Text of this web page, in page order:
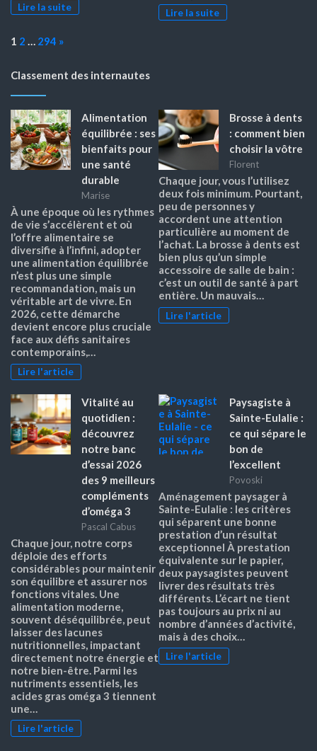
Lire la suite Lire la suite
Page:
1 2 … 294 Next
»
Classement des internautes
Alimentation
équilibrée : ses
bienfaits pour
une santé
durable
Marise
À une époque où les rythmes
de vie s’accélèrent et où
l’offre alimentaire se
diversifie à l’infini, adopter
une alimentation équilibrée
n’est plus une simple
recommandation, mais un
véritable art de vivre. En
2026, cette démarche
devient encore plus cruciale
face aux défis sanitaires
contemporains,…
Lire l'article
Brosse à dents
: comment bien
choisir la vôtre
Florent
Chaque jour, vous l’utilisez
deux fois minimum. Pourtant,
peu de personnes y
accordent une attention
particulière au moment de
l’achat. La brosse à dents est
bien plus qu’un simple
accessoire de salle de bain :
c’est un outil de santé à part
entière. Un mauvais…
Lire l'article
Vitalité au
quotidien :
découvrez
notre banc
d’essai 2026
des 9 meilleurs
compléments
d’oméga 3
Pascal Cabus
Chaque jour, notre corps
déploie des efforts
considérables pour maintenir
son équilibre et assurer nos
fonctions vitales. Une
alimentation moderne,
souvent déséquilibrée, peut
laisser des lacunes
nutritionnelles, impactant
directement notre énergie et
notre bien-être. Parmi les
nutriments essentiels, les
acides gras oméga 3 tiennent
une…
Lire l'article
Paysagiste à
Sainte-Eulalie :
ce qui sépare le
bon de
l’excellent
Povoski
Aménagement paysager à
Sainte-Eulalie : les critères
qui séparent une bonne
prestation d’un résultat
exceptionnel À prestation
équivalente sur le papier,
deux paysagistes peuvent
livrer des résultats très
différents. L’écart ne tient
pas toujours au prix ni au
nombre d’années d’activité,
mais à des choix…
Lire l'article